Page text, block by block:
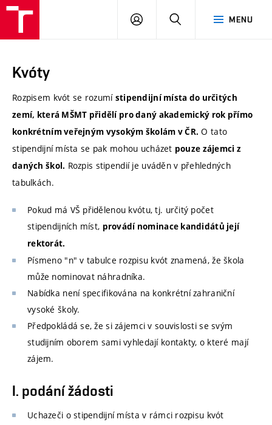
MENU
PŘIHLÁSIT
Kvóty
Rozpisem kvót se rozumí stipendijní místa do určitých
zemí, která MŠMT přidělí pro daný akademický rok přímo
konkrétním veřejným vysokým školám v ČR. O tato
stipendijní místa se pak mohou ucházet pouze zájemci z
daných škol. Rozpis stipendií je uváděn v přehledných
tabulkách.
Pokud má VŠ přidělenou kvótu, tj. určitý počet
stipendijních míst, provádí nominace kandidátů její
rektorát.
Písmeno "n" v tabulce rozpisu kvót znamená, že škola
může nominovat náhradníka.
Nabídka není specifikována na konkrétní zahraniční
vysoké školy.
Předpokládá se, že si zájemci v souvislosti se svým
studijním oborem sami vyhledají kontakty, o které mají
zájem.
I. podání žádosti
Uchazeči o stipendijní místa v rámci rozpisu kvót